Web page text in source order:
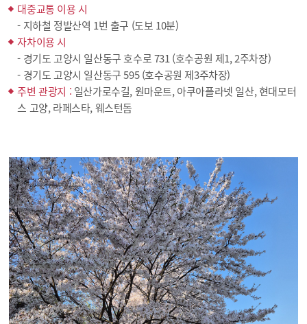
대중교통 이용 시
- 지하철 정발산역 1번 출구 (도보 10분)
자차이용 시
- 경기도 고양시 일산동구 호수로 731 (호수공원 제1, 2주차장)
- 경기도 고양시 일산동구 595 (호수공원 제3주차장)
주변 관광지 : 일산가로수길, 원마운트, 아쿠아플라넷 일산, 현대모터
스 고양, 라페스타, 웨스턴돔